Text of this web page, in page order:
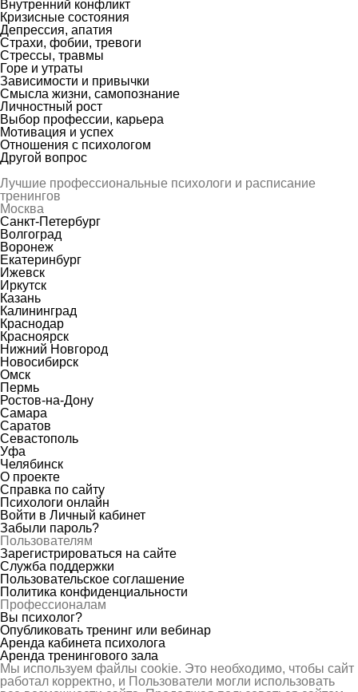
Внутренний конфликт
Кризисные состояния
Депрессия, апатия
Страхи, фобии, тревоги
Стрессы, травмы
Горе и утраты
Зависимости и привычки
Смысла жизни, самопознание
Личностный рост
Выбор профессии, карьера
Мотивация и успех
Отношения с психологом
Другой вопрос
Лучшие профессиональные психологи и расписание
тренингов
Москва
Санкт-Петербург
Волгоград
Воронеж
Екатеринбург
Ижевск
Иркутск
Казань
Калининград
Краснодар
Красноярск
Нижний Новгород
Новосибирск
Омск
Пермь
Ростов-на-Дону
Самара
Саратов
Севастополь
Уфа
Челябинск
О проекте
Справка по сайту
Психологи онлайн
Войти в Личный кабинет
Забыли пароль?
Пользователям
Зарегистрироваться на сайте
Служба поддержки
Пользовательское соглашение
Политика конфиденциальности
Профессионалам
Вы психолог?
Опубликовать тренинг или вебинар
Аренда кабинета психолога
Аренда тренингового зала
Мы используем файлы cookie. Это необходимо, чтобы сайт
работал корректно, и Пользователи могли использовать